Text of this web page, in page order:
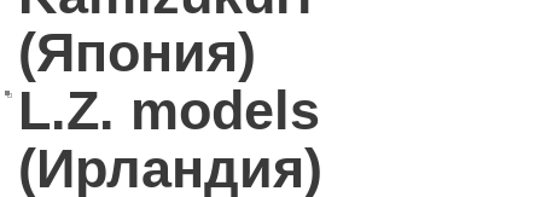
(Япония)
L.Z. models
(Ирландия)